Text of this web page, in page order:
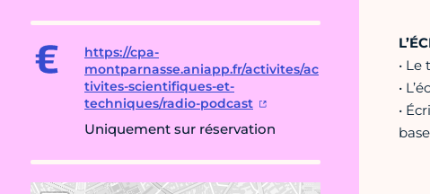
https://cpa-
montparnasse.aniapp.fr/activites/ac
tivites-scientifiques-et-
techniques/radio-podcast
Uniquement sur réservation
•
•
•